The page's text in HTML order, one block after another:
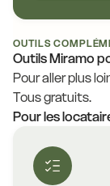
OUTILS
Outils Miramo
Pour aller plus
Tous gratuits.
Pour les